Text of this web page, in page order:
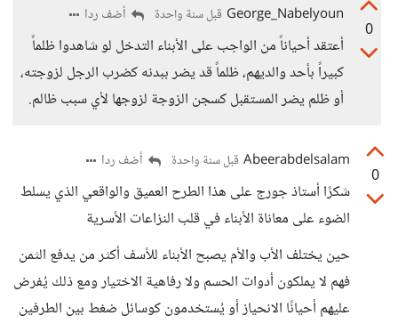
0
George_Nabelyoun قبل سنة واحدة أضف ردا
أعتقد أحياناً من الواجب على الأبناء التدخل لو شاهدوا ظلماً
كبيراً بأحد والديهم، ظلماً قد يضر ببدنه كضرب الرجل لزوجته،
أو ظلم يضر المستقبل كسجن الزوجة لزوجها لأي سبب ظالم.
0
Abeerabdelsalam قبل سنة واحدة أضف ردا
شكرًا أستاذ جورج على هذا الطرح العميق والواقعي الذي يسلط
الضوء على معاناة الأبناء في قلب النزاعات الأسرية
حين يختلف الأب والأم يصبح الأبناء للأسف أكثر من يدفع الثمن
فهم لا يملكون أدوات الحسم ولا رفاهية الاختيار ومع ذلك يُفرض
عليهم أحيانًا الانحياز أو يُستخدمون كوسائل ضغط بين الطرفين